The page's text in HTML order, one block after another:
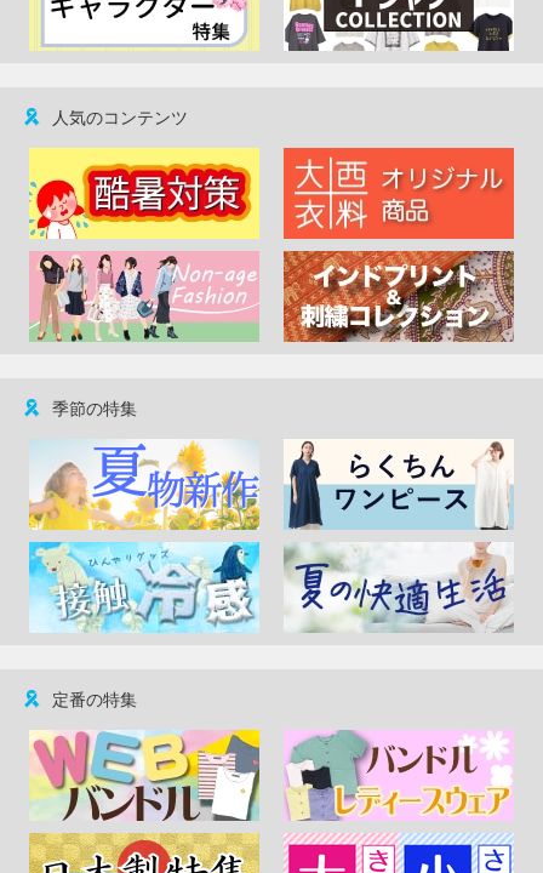
人気のコンテンツ
季節の特集
定番の特集